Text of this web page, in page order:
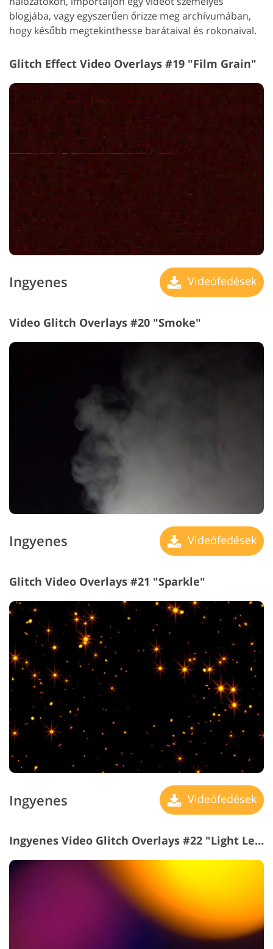
blogjába, vagy egyszerűen őrizze meg archívumában,
hogy később megtekinthesse barátaival és rokonaival.
Glitch Effect Video Overlays #19 "Film Grain"
Ingyenes Videófedések
Video Glitch Overlays #20 "Smoke"
Ingyenes Videófedések
Glitch Video Overlays #21 "Sparkle"
Ingyenes Videófedések
Ingyenes Video Glitch Overlays #22 "Light Leak"